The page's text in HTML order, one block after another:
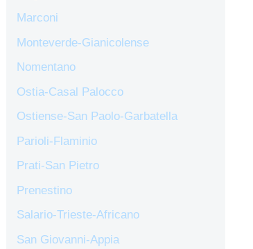
Marconi
Monteverde-Gianicolense
Nomentano
Ostia-Casal Palocco
Ostiense-San Paolo-Garbatella
Parioli-Flaminio
Prati-San Pietro
Prenestino
Salario-Trieste-Africano
San Giovanni-Appia